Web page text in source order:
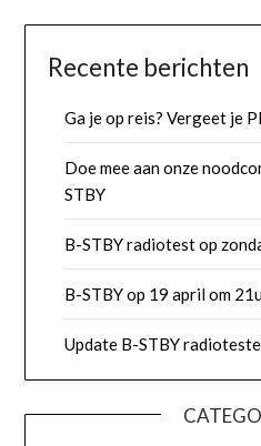
Recente berichten
Ga je op reis? Vergeet je
Doe mee aan onze
STBY
B-STBY radiotest op
B-STBY op 19 april om
Update B-STBY